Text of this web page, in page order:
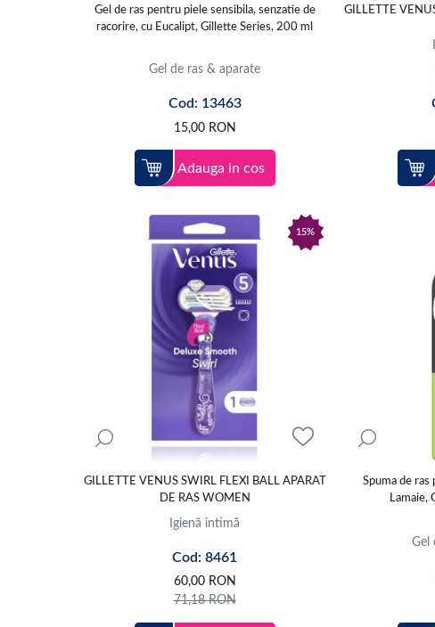
Gel de ras pentru piele sensibila, senzatie de
racorire, cu Eucalipt, Gillette Series, 200 ml
Gel de ras & aparate
Cod: 13463
15,00 RON
Adauga in cos
GILLETTE
15%
GILLETTE VENUS SWIRL FLEXI BALL APARAT
DE RAS WOMEN
Igienă intimă
Cod: 8461
60,00 RON
71,18RON
Spuma de
Lamaie,
Gel